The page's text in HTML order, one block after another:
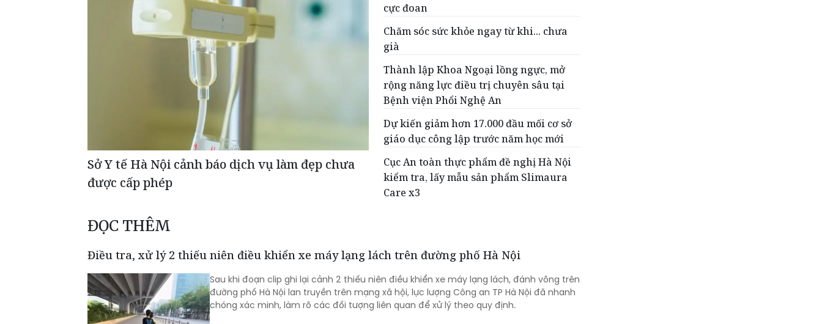
Sở Y tế Hà Nội cảnh báo dịch vụ làm đẹp chưa
được cấp phép
cực đoan
Chăm sóc sức khỏe ngay từ khi... chưa
già
Thành lập Khoa Ngoại lồng ngực, mở
rộng năng lực điều trị chuyên sâu tại
Bệnh viện Phổi Nghệ An
Dự kiến giảm hơn 17.000 đầu mối cơ sở
giáo dục công lập trước năm học mới
Cục An toàn thực phẩm đề nghị Hà Nội
kiểm tra, lấy mẫu sản phẩm Slimaura
Care x3
ĐỌC THÊM
Điều tra, xử lý 2 thiếu niên điều khiển xe máy lạng lách trên đường phố Hà Nội
Sau khi đoạn clip ghi lại cảnh 2 thiếu niên điều khiển xe máy lạng lách, đánh võng trên
đường phố Hà Nội lan truyền trên mạng xã hội, lực lượng Công an TP Hà Nội đã nhanh
chóng xác minh, làm rõ các đối tượng liên quan để xử lý theo quy định.